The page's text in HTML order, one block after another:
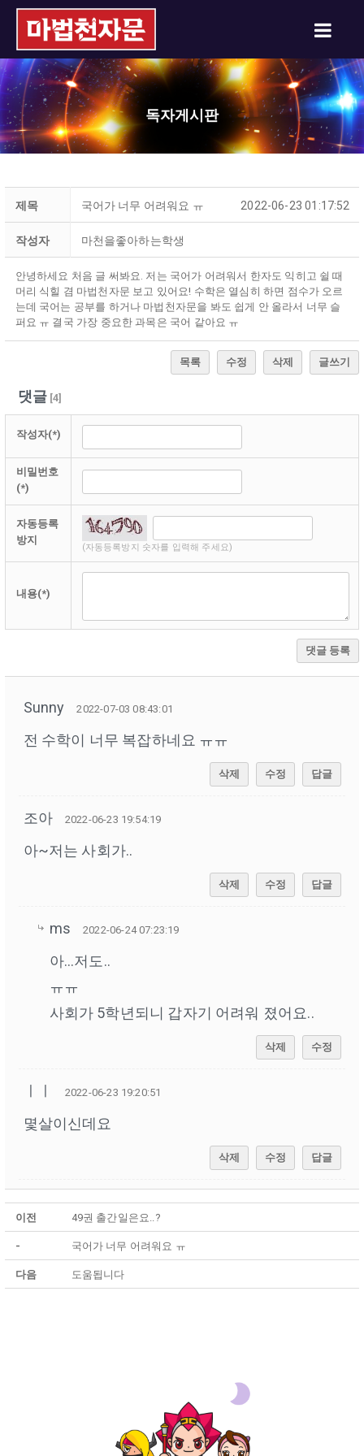
독자게시판
제목 국어가 너무 어려워요 ㅠ 2022-06-23 01:17:52
작성자 마천을좋아하는학생
안녕하세요 처음 글 써봐요. 저는 국어가 어려워서 한자도 익히고 쉴 때
머리 식힐 겸 마법천자문 보고 있어요! 수학은 열심히 하면 점수가 오르
는데 국어는 공부를 하거나 마법천자문을 봐도 쉽게 안 올라서 너무 슬
퍼요 ㅠ 결국 가장 중요한 과목은 국어 같아요 ㅠ
목록 수정 삭제 글쓰기
댓글[4]
작성자(*)
비밀번호
(*)
자동등록
방지
(자동등록방지 숫자를 입력해 주세요)
내용(*)
댓글 등록
Sunny 2022-07-03 08:43:01
전 수학이 너무 복잡하네요 ㅠㅠ
삭제 수정 답글
조아 2022-06-23 19:54:19
아~저는 사회가..
삭제 수정 답글
ms 2022-06-24 07:23:19
아...저도..
ㅠㅠ
사회가 5학년되니 갑자기 어려워 졌어요..
삭제 수정
2022-06-23 19:20:51
몇살이신데요
삭제 수정 답글
이전 49권 출간일은요..?
- 국어가 너무 어려워요 ㅠ
다음 도움됩니다